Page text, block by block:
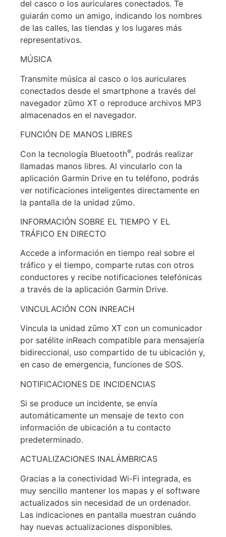
del casco o los auriculares conectados. Te
guiarán como un amigo, indicando los nombres
de las calles, las tiendas y los lugares más
representativos.
MÚSICA
Transmite música al casco o los auriculares
conectados desde el smartphone a través del
navegador zūmo XT o reproduce archivos MP3
almacenados en el navegador.
FUNCIÓN DE MANOS LIBRES
Con la tecnología Bluetooth®, podrás realizar
llamadas manos libres. Al vincularlo con la
aplicación Garmin Drive en tu teléfono, podrás
ver notificaciones inteligentes directamente en
la pantalla de la unidad zūmo.
INFORMACIÓN SOBRE EL TIEMPO Y EL
TRÁFICO EN DIRECTO
Accede a información en tiempo real sobre el
tráfico y el tiempo, comparte rutas con otros
conductores y recibe notificaciones telefónicas
a través de la aplicación Garmin Drive.
VINCULACIÓN CON INREACH
Vincula la unidad zūmo XT con un comunicador
por satélite inReach compatible para mensajería
bidireccional, uso compartido de tu ubicación y,
en caso de emergencia, funciones de SOS.
NOTIFICACIONES DE INCIDENCIAS
Si se produce un incidente, se envía
automáticamente un mensaje de texto con
información de ubicación a tu contacto
predeterminado.
ACTUALIZACIONES INALÁMBRICAS
Gracias a la conectividad Wi-Fi integrada, es
muy sencillo mantener los mapas y el software
actualizados sin necesidad de un ordenador.
Las indicaciones en pantalla muestran cuándo
hay nuevas actualizaciones disponibles.